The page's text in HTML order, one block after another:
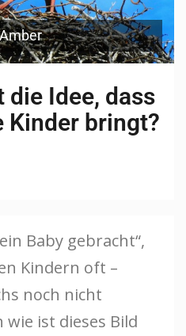
Idee, dass
Kinder bringt?
Baby gebracht“,
Kindern oft –
noch nicht
ist dieses Bild